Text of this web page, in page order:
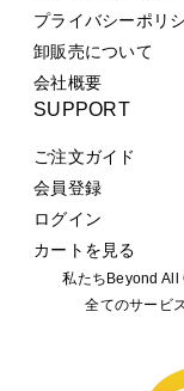
プライバシーポリ
卸販売について
会社概要
SUPPORT
ご注文ガイド
会員登録
ログイン
カートを見る
私たちBeyond All
全てのサービ